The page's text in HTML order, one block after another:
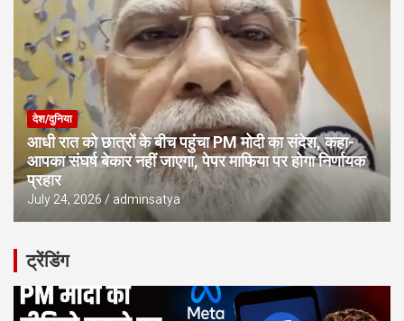
देश/दुनिया
आधी रात को छात्रों के बीच पहुंचा PM मोदी का संदेश, कहा-
आपका संघर्ष बेकार नहीं जाएगा, पेपर माफिया पर होगा निर्णायक
प्रहार
July 24, 2026 adminsatya
ट्रेंडिंग